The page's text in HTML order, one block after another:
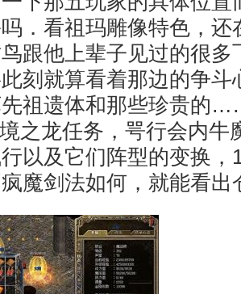
．看祖玛雕像特色，还
跟他上辈子见过的很多
刻就算看着那边的争斗
祖遗体和那些珍贵的
之龙任务，咢行会内牛
以及它们阵型的变换，
魔剑法如何，就能看出